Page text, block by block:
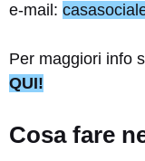
e-mail:
Per maggiori info
QUI!
Cosa fare